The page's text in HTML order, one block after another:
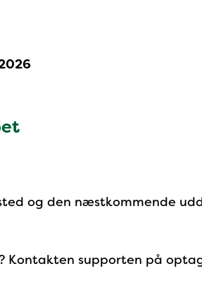
og den næstkommende
Kontakten supporten på